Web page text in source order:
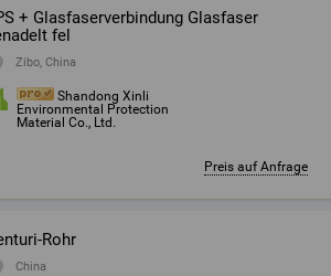
+ Glasfaserverbindung Glasfaser
fel
Zibo, China
Shandong Xinli
Environmental Protection
Material Co., Ltd.
Preis auf Anfrage
Rohr
China